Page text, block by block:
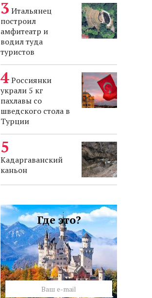
Итальянец
построил
амфитеатр и
водил туда
туристов
Россиянки
украли 5 кг
пахлавы со
шведского стола в
Турции
Кадаргаванский
каньон
Где это?